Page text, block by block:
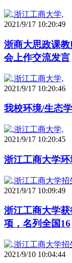
2021/9/17 10:20:49
浙商大思政课
会上作交流发言
2021/9/17 10:20:46
我校环境/生态
2021/9/17 10:20:45
浙江工商大学
2021/9/17 10:09:49
浙江工商大学
项，名列全国16
2021/9/10 10:04:44